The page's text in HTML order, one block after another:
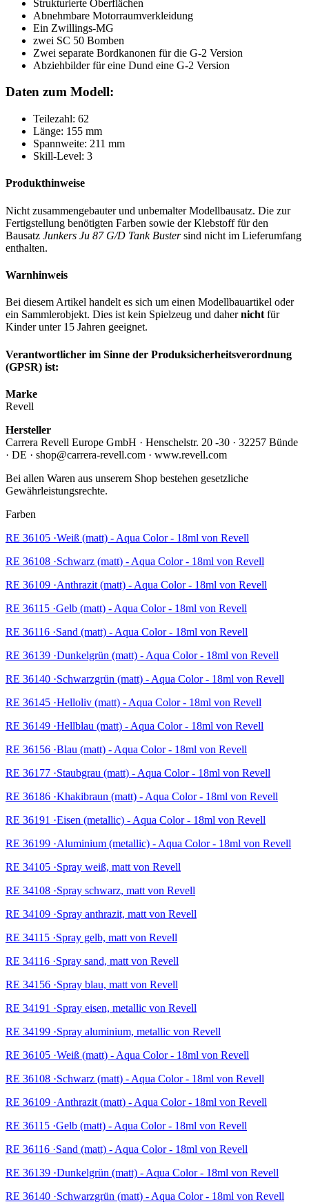
Strukturierte Oberflächen
Abnehmbare Motorraumverkleidung
Ein Zwillings-MG
zwei SC 50 Bomben
Zwei separate Bordkanonen für die G-2 Version
Abziehbilder für eine Dund eine G-2 Version
Daten zum Modell:
Teilezahl: 62
Länge: 155 mm
Spannweite: 211 mm
Skill-Level: 3
Produkthinweise
Nicht zusammengebauter und unbemalter Modellbausatz. Die zur
Fertigstellung benötigten Farben sowie der Klebstoff für den
Bausatz Junkers Ju 87 G/D Tank Bustersind nicht im Lieferumfang
enthalten.
Warnhinweis
Bei diesem Artikel handelt es sich um einen Modellbauartikel oder
ein Sammlerobjekt. Dies ist kein Spielzeug und dahernicht für
Kinder unter 15 Jahren geeignet.
Verantwortlicher im Sinne der Produksicherheitsverordnung
(GPSR) ist:
Marke
Revell
Hersteller
Carrera Revell Europe GmbH · Henschelstr. 20 -30 · 32257 Bünde
· DE · shop@carrera-revell.com · www.revell.com
Bei allen Waren aus unserem Shop bestehen gesetzliche
Gewährleistungsrechte.
Farben
RE 36105 ·Weiß (matt) - Aqua Color - 18ml von Revell
RE 36108 ·Schwarz (matt) - Aqua Color - 18ml von Revell
RE 36109 ·Anthrazit (matt) - Aqua Color - 18ml von Revell
RE 36115 ·Gelb (matt) - Aqua Color - 18ml von Revell
RE 36116 ·Sand (matt) - Aqua Color - 18ml von Revell
RE 36139 ·Dunkelgrün (matt) - Aqua Color - 18ml von Revell
RE 36140 ·Schwarzgrün (matt) - Aqua Color - 18ml von Revell
RE 36145 ·Helloliv (matt) - Aqua Color - 18ml von Revell
RE 36149 ·Hellblau (matt) - Aqua Color - 18ml von Revell
RE 36156 ·Blau (matt) - Aqua Color - 18ml von Revell
RE 36177 ·Staubgrau (matt) - Aqua Color - 18ml von Revell
RE 36186 ·Khakibraun (matt) - Aqua Color - 18ml von Revell
RE 36191 ·Eisen (metallic) - Aqua Color - 18ml von Revell
RE 36199 ·Aluminium (metallic) - Aqua Color - 18ml von Revell
RE 34105 ·Spray weiß, matt von Revell
RE 34108 ·Spray schwarz, matt von Revell
RE 34109 ·Spray anthrazit, matt von Revell
RE 34115 ·Spray gelb, matt von Revell
RE 34116 ·Spray sand, matt von Revell
RE 34156 ·Spray blau, matt von Revell
RE 34191 ·Spray eisen, metallic von Revell
RE 34199 ·Spray aluminium, metallic von Revell
RE 36105 ·Weiß (matt) - Aqua Color - 18ml von Revell
RE 36108 ·Schwarz (matt) - Aqua Color - 18ml von Revell
RE 36109 ·Anthrazit (matt) - Aqua Color - 18ml von Revell
RE 36115 ·Gelb (matt) - Aqua Color - 18ml von Revell
RE 36116 ·Sand (matt) - Aqua Color - 18ml von Revell
RE 36139 ·Dunkelgrün (matt) - Aqua Color - 18ml von Revell
RE 36140 ·Schwarzgrün (matt) - Aqua Color - 18ml von Revell